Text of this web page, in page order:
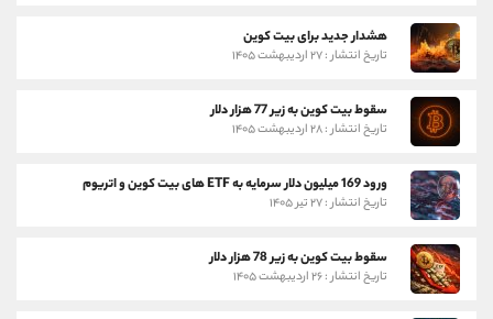
هشدار جدید برای بیت کوین
تاریخ انتشار : ۲۷ اردیبهشت ۱۴۰۵
سقوط بیت کوین به زیر 77 هزار دلار
تاریخ انتشار : ۲۸ اردیبهشت ۱۴۰۵
ورود 169 میلیون دلار سرمایه به ETF های بیت کوین و اتریوم
تاریخ انتشار : ۲۷ تیر ۱۴۰۵
سقوط بیت کوین به زیر 78 هزار دلار
تاریخ انتشار : ۲۶ اردیبهشت ۱۴۰۵